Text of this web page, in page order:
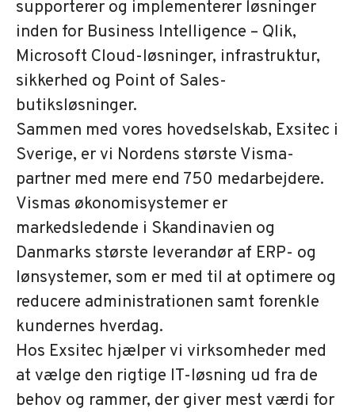
supporterer og implementerer løsninger
inden for Business Intelligence – Qlik,
Microsoft Cloud-løsninger, infrastruktur,
sikkerhed og Point of Sales-
butiksløsninger.
Sammen med vores hovedselskab, Exsitec i
Sverige, er vi Nordens største Visma-
partner med mere end 750 medarbejdere.
Vismas økonomisystemer er
markedsledende i Skandinavien og
Danmarks største leverandør af ERP- og
lønsystemer, som er med til at optimere og
reducere administrationen samt forenkle
kundernes hverdag.
Hos Exsitec hjælper vi virksomheder med
at vælge den rigtige IT-løsning ud fra de
behov og rammer, der giver mest værdi for